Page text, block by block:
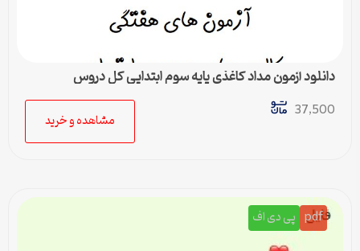
دانلود آزمون مداد کاغذی پایه سوم ابتدایی کل دروس
37,500
مشاهده و خرید
pdf پی دی اف